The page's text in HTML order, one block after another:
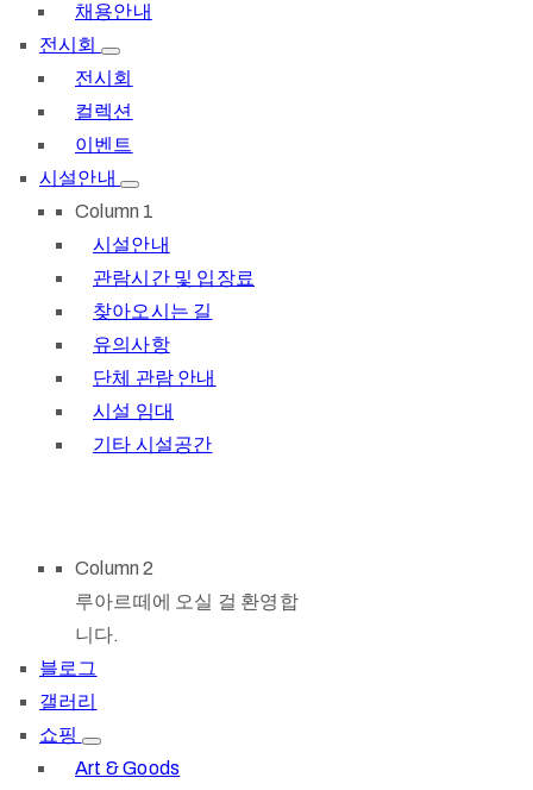
채용안내
전시회
전시회
컬렉션
이벤트
시설안내
Column 1
시설안내
관람시간 및 입장료
찾아오시는 길
유의사항
단체 관람 안내
시설 임대
기타 시설공간
Column 2
루아르떼에 오실 걸 환영합
니다.
블로그
갤러리
쇼핑
Art & Goods